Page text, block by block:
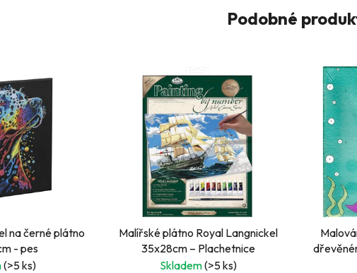
Podobné
na černé plátno
- pes
(>5 ks)
Malířské plátno Royal Langnickel
35x28cm – Plachetnice
Skladem(>5 ks)